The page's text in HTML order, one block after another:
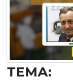
ТЕМА: